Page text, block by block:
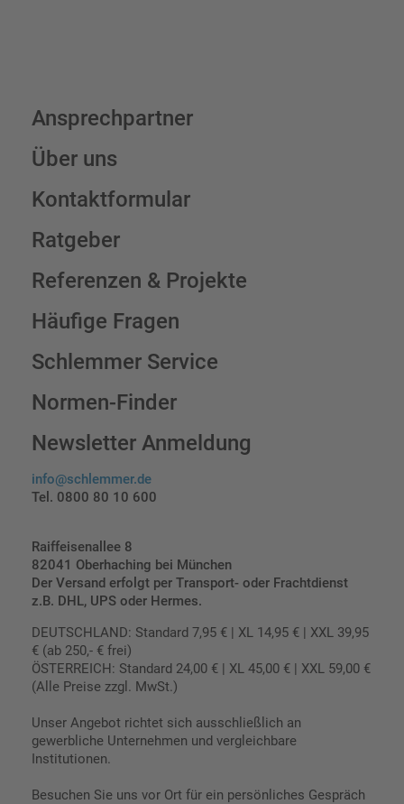
Ansprechpartner
Über uns
Kontaktformular
Ratgeber
Referenzen & Projekte
Häufige Fragen
Schlemmer Service
Normen-Finder
Newsletter Anmeldung
info@schlemmer.de
Tel. 0800 80 10 600
Raiffeisenallee 8
82041 Oberhaching bei München
Der Versand erfolgt per Transport- oder Frachtdienst
z.B. DHL, UPS oder Hermes.
DEUTSCHLAND: Standard 7,95 € | XL 14,95 € | XXL 39,95
€ (ab 250,- € frei)
ÖSTERREICH: Standard 24,00 € | XL 45,00 € | XXL 59,00 €
(Alle Preise zzgl. MwSt.)
Unser Angebot richtet sich ausschließlich an
gewerbliche Unternehmen und vergleichbare
Institutionen.
Besuchen Sie uns vor Ort für ein persönliches Gespräch